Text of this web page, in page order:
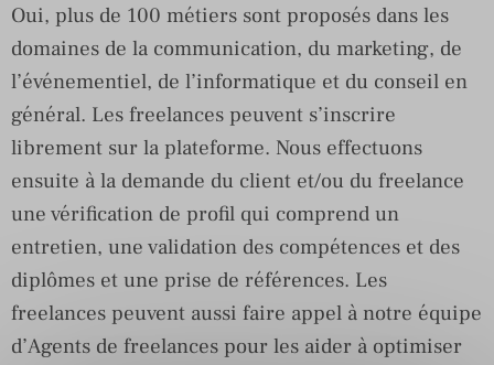
Oui, plus de 100 métiers sont proposés dans les
domaines de la communication, du marketing, de
l’événementiel, de l’informatique et du conseil en
général. Les freelances peuvent s’inscrire
librement sur la plateforme. Nous effectuons
ensuite à la demande du client et/ou du freelance
une vérification de profil qui comprend un
entretien, une validation des compétences et des
diplômes et une prise de références. Les
freelances peuvent aussi faire appel à notre équipe
d’Agents de freelances pour les aider à optimiser